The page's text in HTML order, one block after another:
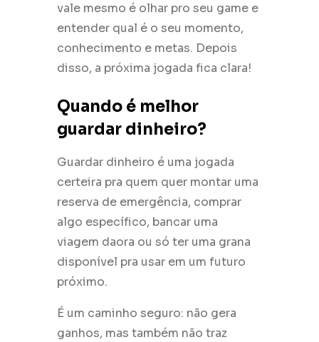
vale mesmo é olhar pro seu game e
entender qual é o seu momento,
conhecimento e metas. Depois
disso, a próxima jogada fica clara!
Quando é melhor
guardar dinheiro?
Guardar dinheiro é uma jogada
certeira pra quem quer montar uma
reserva de emergência, comprar
algo específico, bancar uma
viagem daora ou só ter uma grana
disponível pra usar em um futuro
próximo.
É um caminho seguro: não gera
ganhos, mas também não traz